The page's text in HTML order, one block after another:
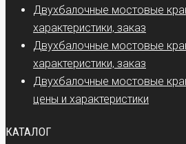
Двухбалочные мостовые
характеристики, заказ
Двухбалочные мостовые
характеристики, заказ
Двухбалочные мостовые
цены и характеристики
КАТАЛОГ